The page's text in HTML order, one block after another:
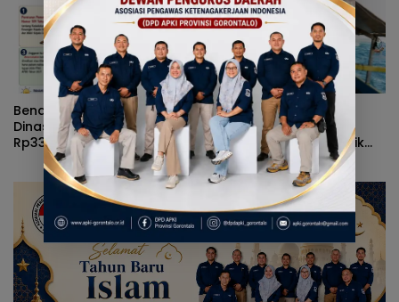
Masker
Benarkah Anggaran Baju
Dinas Gubernur Gorontalo
Rp339 Juta? Simak Fakta
Sebenarnya
Terjang Ombak Demi
Pulau Dudepo, Rusli
Habibie Resmikan Listrik
Perdana di Pulau Dudepo